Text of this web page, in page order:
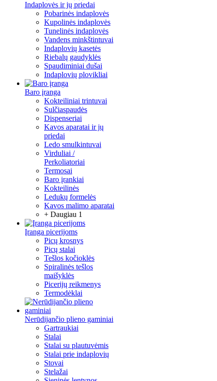
Indaplovės ir jų priedai
Pobarinės indaplovės
Kupolinės indaplovės
Tunelinės indaplovės
Vandens minkštintuvai
Indaplovių kasetės
Riebalų gaudyklės
Spaudiminiai dušai
Indaplovių plovikliai
Baro įranga
Kokteiliniai trintuvai
Sulčiaspaudės
Dispenseriai
Kavos aparatai ir jų
priedai
Ledo smulkintuvai
Virduliai /
Perkoliatoriai
Termosai
Baro įrankiai
Kokteilinės
Ledukų formelės
Kavos malimo aparatai
+ Daugiau 1
Įranga picerijoms
Picų krosnys
Picų stalai
Tešlos kočioklės
Spiralinės tešlos
maišyklės
Picerijų reikmenys
Termodėklai
Nerūdijančio plieno gaminiai
Gartraukiai
Stalai
Stalai su plautuvėmis
Stalai prie indaplovių
Stovai
Stelažai